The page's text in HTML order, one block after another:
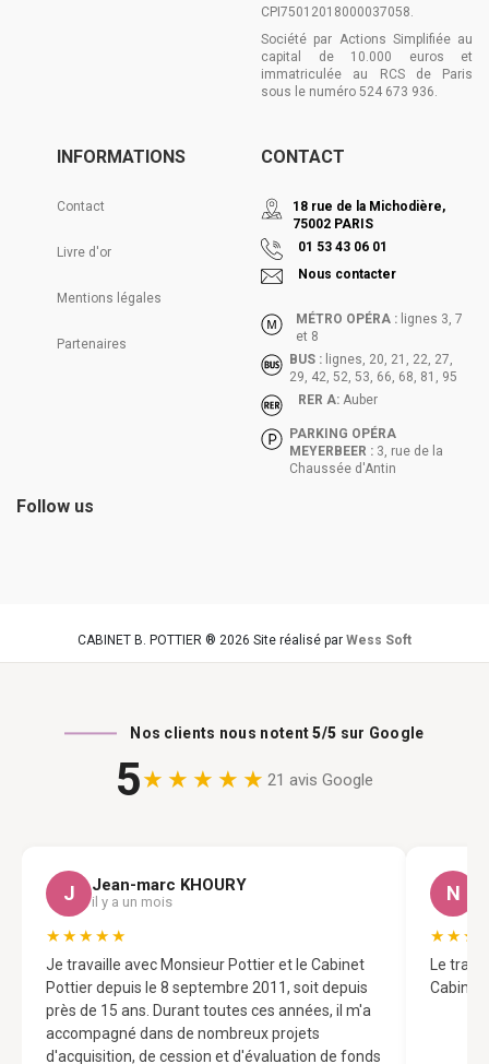
CPI75012018000037058.
Société par Actions Simplifiée au
capital de 10.000 euros et
immatriculée au RCS de Paris
sous le numéro 524 673 936.
INFORMATIONS
Contact
Livre d'or
Mentions légales
Partenaires
CONTACT
18 rue de la Michodière,
75002 PARIS
01 53 43 06 01
Nous contacter
MÉTRO OPÉRA : lignes 3, 7
et 8
BUS : lignes, 20, 21, 22, 27,
29, 42, 52, 53, 66, 68, 81, 95
RER A: Auber
PARKING OPÉRA
MEYERBEER : 3, rue de la
Chaussée d'Antin
Follow us
CABINET B. POTTIER ® 2026 Site réalisé par Wess Soft
Nos clients nous notent5/5 sur Google
5★★★★★ 21 avis Google
J Jean-marc KHOURY
il y a un mois
★★★★★
Je travaille avec Monsieur Pottier et le Cabinet
Pottier depuis le 8 septembre 2011, soit depuis
près de 15 ans. Durant toutes ces années, il m'a
accompagné dans de nombreux projets
d'acquisition, de cession et d'évaluation de fonds
N
Le
Cabinet